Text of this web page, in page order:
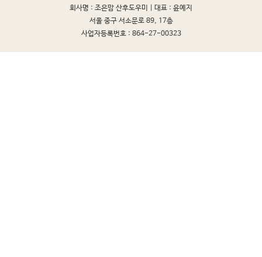
회사명 : 조은맘 산후도우미 | 대표 : 윤예지
서울 중구 서소문로 89, 17층
사업자등록번호 : 864-27-00323